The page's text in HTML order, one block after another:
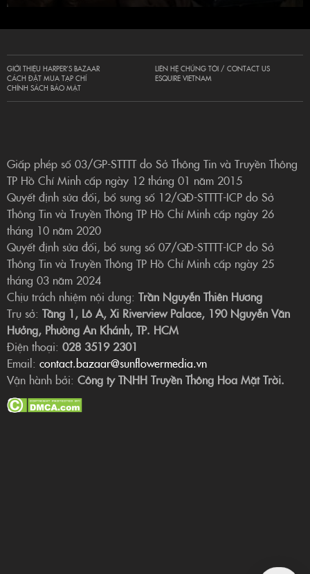
GIỚI THIỆU HARPER’S BAZAAR
CÁCH ĐẶT MUA TẠP CHÍ
CHÍNH SÁCH BẢO MẬT
LIÊN HỆ CHÚNG TÔI / CONTACT US
ESQUIRE VIETNAM
Giấp phép số 03/GP-STTTT do Sở Thông Tin và Truyền Thông
TP Hồ Chí Minh cấp ngày 12 tháng 01 năm 2015
Quyết định sửa đổi, bổ sung số 12/QĐ-STTTT-ICP do Sở
Thông Tin và Truyền Thông TP Hồ Chí Minh cấp ngày 26
tháng 10 năm 2020
Quyết định sửa đổi, bổ sung số 07/QĐ-STTTT-ICP do Sở
Thông Tin và Truyền Thông TP Hồ Chí Minh cấp ngày 25
tháng 03 năm 2024
Chịu trách nhiệm nội dung: Trần Nguyễn Thiên Hương
Trụ sở: Tầng 1, Lô A, Xi Riverview Palace, 190 Nguyễn Văn
Hưởng, Phường An Khánh, TP. HCM
Điện thoại: 028 3519 2301
Email: contact.bazaar@sunflowermedia.vn
Vận hành bởi: Công ty TNHH Truyền Thông Hoa Mặt Trời.